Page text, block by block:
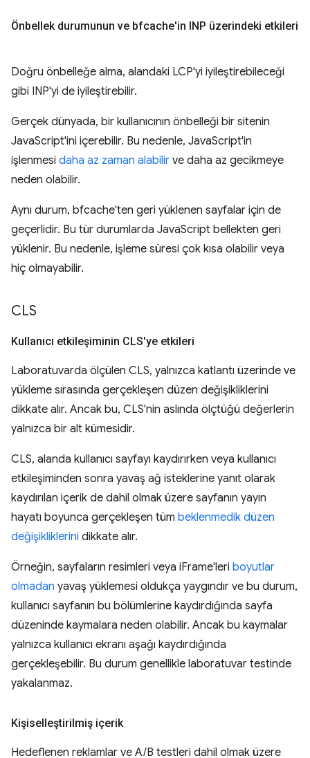
Önbellek durumunun ve bfcache'in INP üzerindeki etkileri
Doğru önbelleğe alma, alandaki LCP'yi iyileştirebileceği
gibi INP'yi de iyileştirebilir.
Gerçek dünyada, bir kullanıcının önbelleği bir sitenin
JavaScript'ini içerebilir. Bu nedenle, JavaScript'in
işlenmesi daha az zaman alabilir ve daha az gecikmeye
neden olabilir.
Aynı durum, bfcache'ten geri yüklenen sayfalar için de
geçerlidir. Bu tür durumlarda JavaScript bellekten geri
yüklenir. Bu nedenle, işleme süresi çok kısa olabilir veya
hiç olmayabilir.
CLS
Kullanıcı etkileşiminin CLS'ye etkileri
Laboratuvarda ölçülen CLS, yalnızca katlantı üzerinde ve
yükleme sırasında gerçekleşen düzen değişikliklerini
dikkate alır. Ancak bu, CLS'nin aslında ölçtüğü değerlerin
yalnızca bir alt kümesidir.
CLS, alanda kullanıcı sayfayı kaydırırken veya kullanıcı
etkileşiminden sonra yavaş ağ isteklerine yanıt olarak
kaydırılan içerik de dahil olmak üzere sayfanın yayın
hayatı boyunca gerçekleşen tüm beklenmedik düzen
değişikliklerini dikkate alır.
Örneğin, sayfaların resimleri veya iFrame'leri boyutlar
olmadan yavaş yüklemesi oldukça yaygındır ve bu durum,
kullanıcı sayfanın bu bölümlerine kaydırdığında sayfa
düzeninde kaymalara neden olabilir. Ancak bu kaymalar
yalnızca kullanıcı ekranı aşağı kaydırdığında
gerçekleşebilir. Bu durum genellikle laboratuvar testinde
yakalanmaz.
Kişiselleştirilmiş içerik
Hedeflenen reklamlar ve A/B testleri dahil olmak üzere